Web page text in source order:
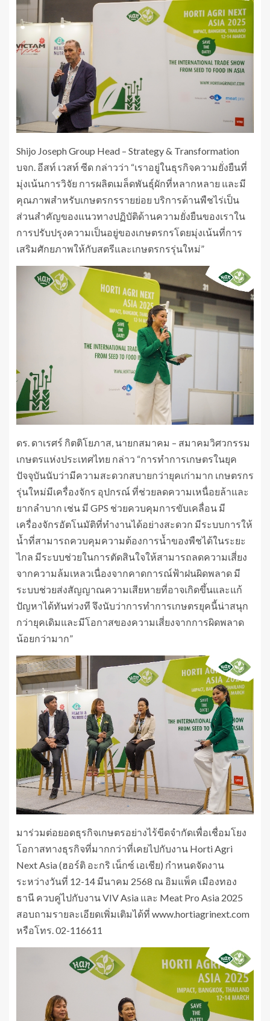
Shijo Joseph Group Head – Strategy & Transformation
บจก. อีสท์ เวสท์ ซีด กล่าวว่า “เราอยู่ในธุรกิจความยั่งยืนที่
มุ่งเน้นการวิจัย การผลิตเมล็ดพันธุ์ผักที่หลากหลาย และมี
คุณภาพสำหรับเกษตรกรรายย่อย บริการด้านพืชไร่เป็น
ส่วนสำคัญของแนวทางปฏิบัติด้านความยั่งยืนของเราใน
การปรับปรุงความเป็นอยู่ของเกษตรกรโดยมุ่งเน้นที่การ
เสริมศักยภาพให้กับสตรีและเกษตรกรรุ่นใหม่”
ดร. ดาเรศร์ กิตติโยภาส, นายกสมาคม – สมาคมวิศวกรรม
เกษตรแห่งประเทศไทย กล่าว “การทำการเกษตรในยุค
ปัจจุบันนับว่ามีความสะดวกสบายกว่ายุคเก่ามาก เกษตรกร
รุ่นใหม่มีเครื่องจักร อุปกรณ์ ที่ช่วยลดความเหนื่อยล้าและ
ยากลำบาก เช่น มี GPS ช่วยควบคุมการขับเคลื่อน มี
เครื่องจักรอัตโนมัติที่ทำงานได้อย่างสะดวก มีระบบการให้
น้ำที่สามารถควบคุมความต้องการน้ำของพืชได้ในระยะ
ไกล มีระบบช่วยในการตัดสินใจให้สามารถลดความเสี่ยง
จากความล้มเหลวเนื่องจากคาดการณ์ฟ้าฝนผิดพลาด มี
ระบบช่วยส่งสัญญาณความเสียหายที่อาจเกิดขึ้นและแก้
ปัญหาได้ทันท่วงที จึงนับว่าการทำการเกษตรยุคนี้น่าสนุก
กว่ายุคเดิมและมีโอกาสของความเสี่ยงจากการผิดพลาด
น้อยกว่ามาก”
มาร่วมต่อยอดธุรกิจเกษตรอย่างไร้ขีดจำกัดเพื่อเชื่อมโยง
โอกาสทางธุรกิจที่มากกว่าที่เคยไปกับงาน Horti Agri
Next Asia (ฮอร์ติ อะกริ เน็กซ์ เอเชีย) กำหนดจัดงาน
ระหว่างวันที่ 12-14 มีนาคม 2568 ณ อิมแพ็ค เมืองทอง
ธานี ควบคู่ไปกับงาน VIV Asia และ Meat Pro Asia 2025
สอบถามรายละเอียดเพิ่มเติมได้ที่ www.hortiagrinext.com
หรือโทร. 02-116611